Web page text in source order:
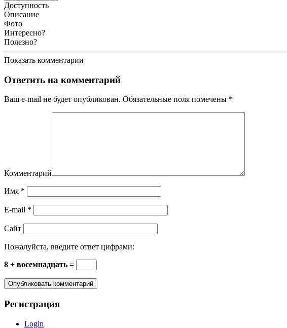
Доступность
Описание
Фото
Интересно?
Полезно?
Показать комментарии
Ответить на комментарий
Ваш e-mail не будет опубликован. Обязательные поля помечены *
Комментарий
Имя *
E-mail *
Сайт
Пожалуйста, введите ответ цифрами:
8 + восемнадцать =
Регистрация
Login